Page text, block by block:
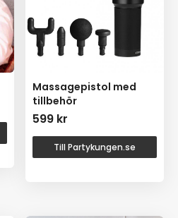
Massagepistol med
tillbehör
599 kr
Till Partykungen.se